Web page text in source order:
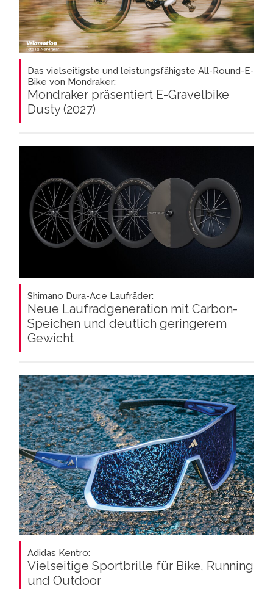
Das vielseitigste und leistungsfähigste All-Round-E-
Bike von Mondraker:
Mondraker präsentiert E-Gravelbike
Dusty (2027)
Shimano Dura-Ace Laufräder:
Neue Laufradgeneration mit Carbon-
Speichen und deutlich geringerem
Gewicht
Adidas Kentro:
Vielseitige Sportbrille für Bike, Running
und Outdoor